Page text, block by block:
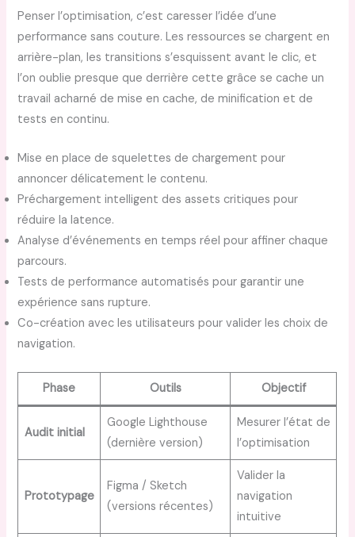
Penser l’optimisation, c’est caresser l’idée d’une
performance sans couture. Les ressources se chargent en
arrière-plan, les transitions s’esquissent avant le clic, et
l’on oublie presque que derrière cette grâce se cache un
travail acharné de mise en cache, de minification et de
tests en continu.
Mise en place de squelettes de chargement pour
annoncer délicatement le contenu.
Préchargement intelligent des assets critiques pour
réduire la latence.
Analyse d’événements en temps réel pour affiner chaque
parcours.
Tests de performance automatisés pour garantir une
expérience sans rupture.
Co-création avec les utilisateurs pour valider les choix de
navigation.
Phase Outils Objectif
Audit initial
Google Lighthouse
(dernière version)
Mesurer l’état de
l’optimisation
Prototypage
Figma / Sketch
(versions récentes)
Valider la
navigation
intuitive